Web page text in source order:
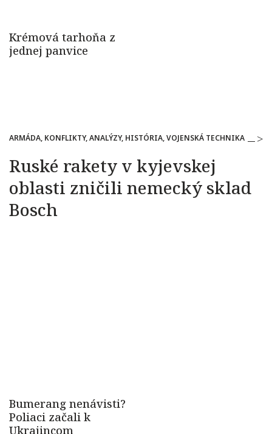
ARMÁDA, KONFLIKTY, ANALÝZY, HISTÓRIA, VOJENSKÁ TECHNIKA